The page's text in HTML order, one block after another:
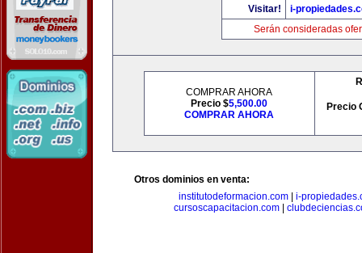
Visitar!
i-
Serán consideradas
COMPRAR AHORA
Precio $5,500.00
COMPRAR AHORA
Precio
Otros dominios en venta:
institutodeformacion.com
i-
cursoscapacitacion.com|